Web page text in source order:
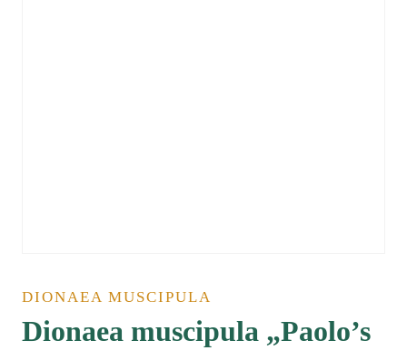
DIONAEA MUSCIPULA
Dionaea muscipula „Paolo’s